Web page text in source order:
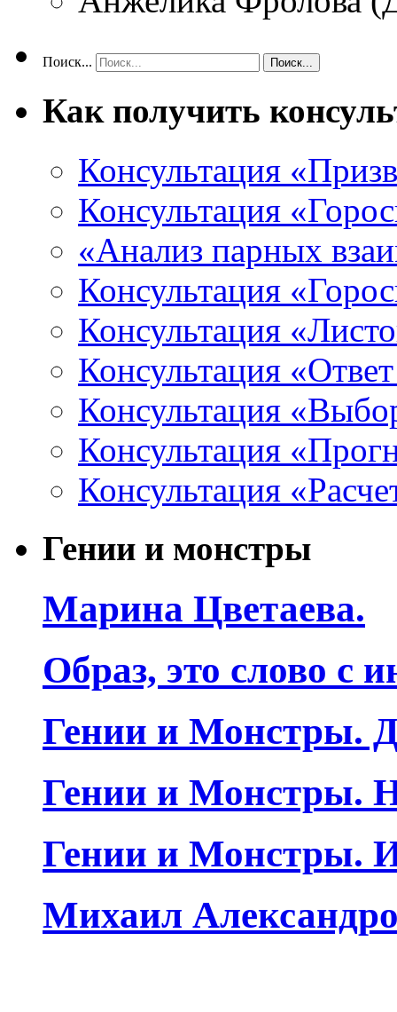
Поиск...
Как получить
Консультация
Консультация
«Анализ парных
Консультация
Консультация
Консультация
Консультация
Консультация
Консультация
Гении и монстры
Марина Цветаева.
Образ, это слово с
Гении и Монстры.
Гении и Монстры.
Гении и Монстры.
Михаил